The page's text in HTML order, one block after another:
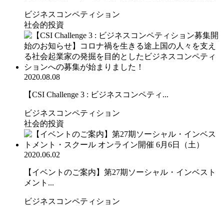
ビジネスコンペティション
社会的投資
2020.08.08
【CSI Challenge 3 : ビジネスコンペティ...
ビジネスコンペティション
社会的投資
2020.06.02
【イベントのご案内】第27期ソーシャル・インベスト
メント...
ビジネスコンペティション